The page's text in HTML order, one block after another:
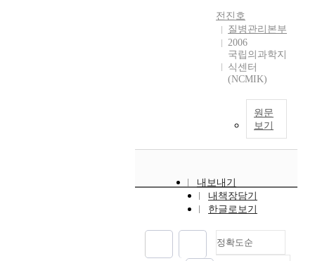
전진호
질병관리본부
2006
국립의과학지
식센터
(NCMIK)
원문
보기
내보내기
내책장담기
한글로보기
정확도순